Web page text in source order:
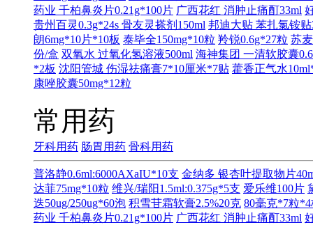
药业 千柏鼻炎片0.21g*100片 广西花红 消肿止痛酊33ml
贵州百灵0.3g*24s 骨友灵搽剂150ml 邦迪大贴 苯扎氯铵
朗6mg*10片*10板 泰毕全150mg*10粒 羚锐0.6g*27粒 苏
份/盒 双氧水 过氧化氢溶液500ml 海神集团 一清软胶囊
*2板 沈阳管城 伤湿祛痛膏7*10厘米*7贴 藿香正气水
康唑胶囊50mg*12粒
常用药
牙科用药 肠胃用药 骨科用药
普洛静0.6ml:6000AXaIU*10支 金纳多 银杏叶提取物片
达菲75mg*10粒 维兴/瑞阳1.5ml:0.375g*5支 爱乐维100片
迭50ug/250ug*60泡 积雪苷霜软膏2.5%20克 80毫克*7粒*4
药业 千柏鼻炎片0.21g*100片 广西花红 消肿止痛酊33ml